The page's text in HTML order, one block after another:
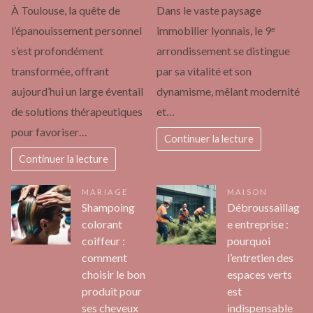
À Toulouse, la quête de
l’épanouissement personnel
s’est profondément
transformée, offrant
aujourd’hui un large éventail
de solutions thérapeutiques
pour favoriser…
Continuer la lecture
Dans le vaste paysage
immobilier lyonnais, le 9ᵉ
arrondissement se distingue
par sa vitalité et son
dynamisme, mêlant modernité
et…
Continuer la lecture
MARIAGE
Shampoing
colorant
coiffeur :
comment
choisir le bon
produit pour
ses cheveux
MAISON
Débroussaillag
e entreprise :
pourquoi
l’entretien des
espaces verts
est
indispensable